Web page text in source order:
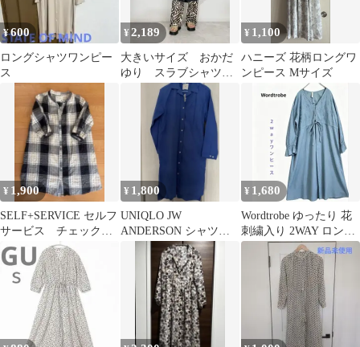
¥600
ロングシャツワンピー
ス
¥2,189
大きいサイズ おかだ
ゆり スラブシャツワ
ンピース ブラック
4L 未使用
¥ 1,100
ハニーズ 花柄ロングワ
ンピース Mサイズ
¥ 1,900
SELF+SERVICE セルフ
サービス チェック柄
シャツワンピース
¥ 1,800
UNIQLO JW
ANDERSON シャツワ
ンピース ブルー
¥ 1,680
Wordtrobe ゆったり 花
刺繍入り 2WAY ロング
ワンピース ガウン